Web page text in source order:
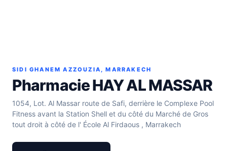
SIDI GHANEM AZZOUZIA, MARRAKECH
Pharmacie HAY AL MASSAR
1054, Lot. Al Massar route de Safi, derrière le Complexe Pool
Fitness avant la Station Shell et du côté du Marché de Gros
tout droit à côté de l' École Al Firdaous , Marrakech